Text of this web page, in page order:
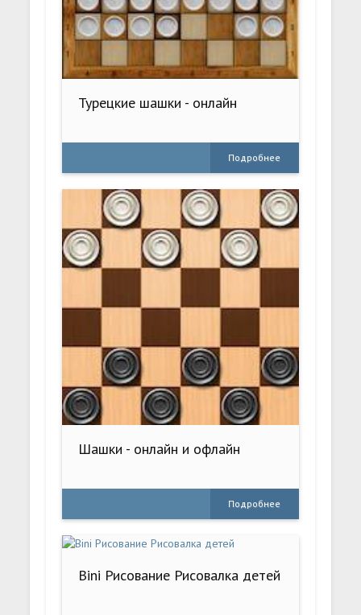
Турецкие шашки - онлайн
Подробнее
Шашки - онлайн и офлайн
Подробнее
Bini Рисование Рисовалка детей